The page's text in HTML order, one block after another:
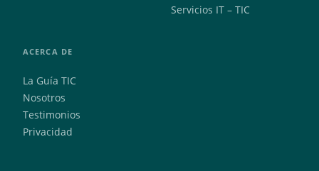
Servicios IT – TIC
ACERCA DE
La Guía TIC
Nosotros
Testimonios
Privacidad